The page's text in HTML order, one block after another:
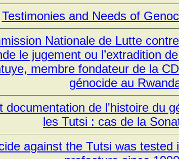
Testimonies and Needs of
Nationale de Lutte
le jugement ou l’extradition
membre fondateur de la
génocide au
documentation de l'histoire du
les Tutsi : cas de la
against the Tutsi was tested